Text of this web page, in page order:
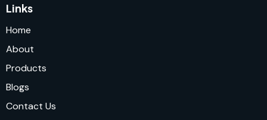
Links
Home
About
Products
Blogs
Contact Us